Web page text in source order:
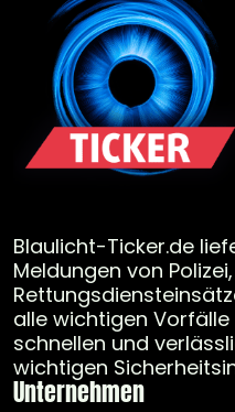
Blaulicht-Ticker.de
Meldungen von
alle wichtigen
schnellen und
wichtigen
Unternehmen